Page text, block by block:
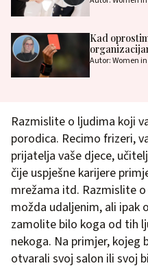
Kad
Autor: Women
Razmislite o ljudima koji
porodica. Recimo frizeri,
prijatelja vaše djece,
čije uspješne karijere
mrežama itd. Razmislite
možda udaljenim, ali ipak
zamolite bilo koga od tih
nekoga. Na primjer, kojeg
otvarali svoj salon ili svoj